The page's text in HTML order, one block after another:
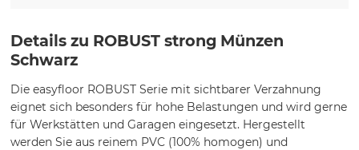
Details zu ROBUST strong Münzen
Schwarz
Die easyfloor ROBUST Serie mit sichtbarer Verzahnung
eignet sich besonders für hohe Belastungen und wird gerne
für Werkstätten und Garagen eingesetzt. Hergestellt
werden Sie aus reinem PVC (100% homogen) und